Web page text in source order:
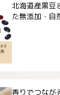
北海道産黒豆
た無添加・自
香りでつなが